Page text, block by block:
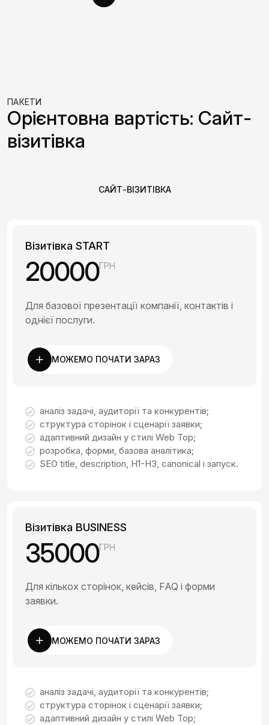
ПАКЕТИ
Орієнтовна вартість: Сайт-
візитівка
САЙТ-ВІЗИТІВКА
Візитівка START
20000ГРН
Для базової презентації компанії, контактів і
однієї послуги.
МОЖЕМО ПОЧАТИ ЗАРАЗ
аналіз задачі, аудиторії та конкурентів;
структура сторінок і сценарії заявки;
адаптивний дизайн у стилі Web Top;
розробка, форми, базова аналітика;
SEO title, description, H1-H3, canonical і запуск.
Візитівка BUSINESS
35000ГРН
Для кількох сторінок, кейсів, FAQ і форми
заявки.
МОЖЕМО ПОЧАТИ ЗАРАЗ
аналіз задачі, аудиторії та конкурентів;
структура сторінок і сценарії заявки;
адаптивний дизайн у стилі Web Top;